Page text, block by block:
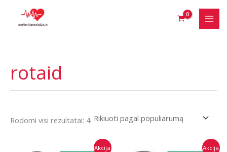
turinio
rotaid
Rodomi visi rezultatai: 4Rūšiuojama
Akcija Akcija